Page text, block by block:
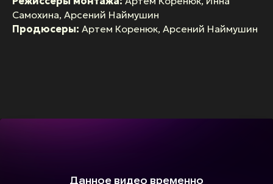
Самохина, Арсений Наймушин
Продюсеры: Артем Коренюк, Арсений Наймушин